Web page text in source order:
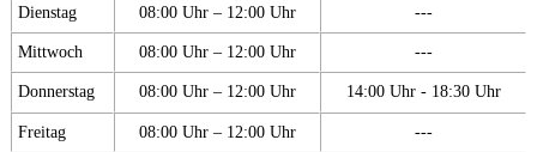
Dienstag 08:00 Uhr – 12:00 Uhr ---
Mittwoch 08:00 Uhr – 12:00 Uhr ---
Donnerstag 08:00 Uhr – 12:00 Uhr 14:00 Uhr - 18:30 Uhr
Freitag 08:00 Uhr – 12:00 Uhr ---